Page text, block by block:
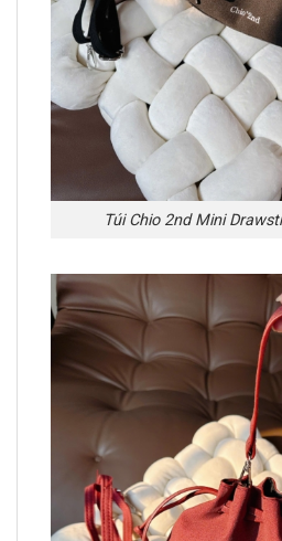
Túi Chio 2nd Mini